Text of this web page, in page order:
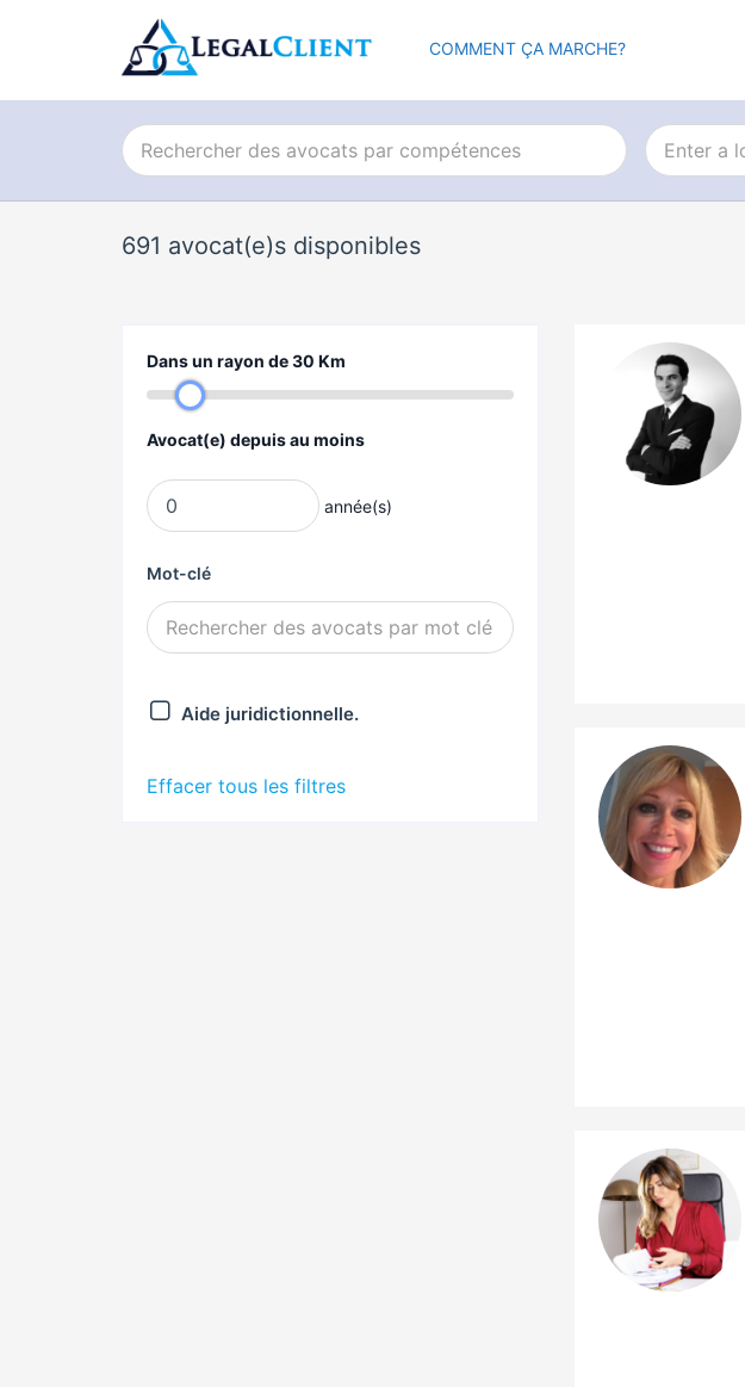
COMMENT ÇA MARCHE?
691 avocat(e)s disponibles
Dans un rayon de30 Km
Avocat(e) depuis au moins
année(s)
Mot-clé
Aide juridictionnelle.
Effacer tous les filtres